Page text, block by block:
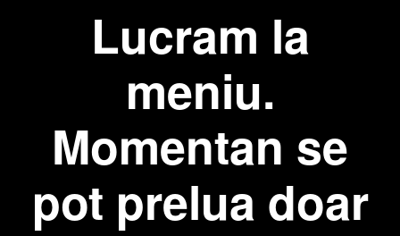
Lucram la
meniu.
Momentan se
pot prelua doar